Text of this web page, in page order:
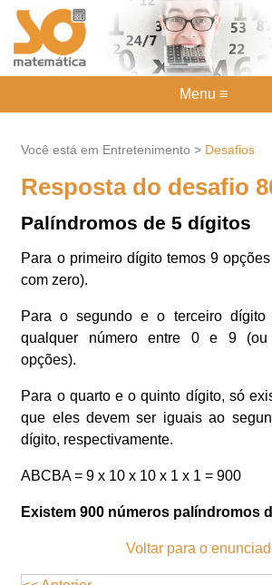
Você está em Entretenimento > Desafios
Resposta do desafio
Palíndromos de 5 dígitos
Para o primeiro dígito temos 9
com zero).
Para o segundo e o terceiro dígito
qualquer número entre 0 e 9
opções).
Para o quarto e o quinto dígito, só
que eles devem ser iguais ao
dígito, respectivamente.
ABCBA = 9 x 10 x 10 x 1 x 1 = 900
Existem 900 números palíndromos
Voltar para o